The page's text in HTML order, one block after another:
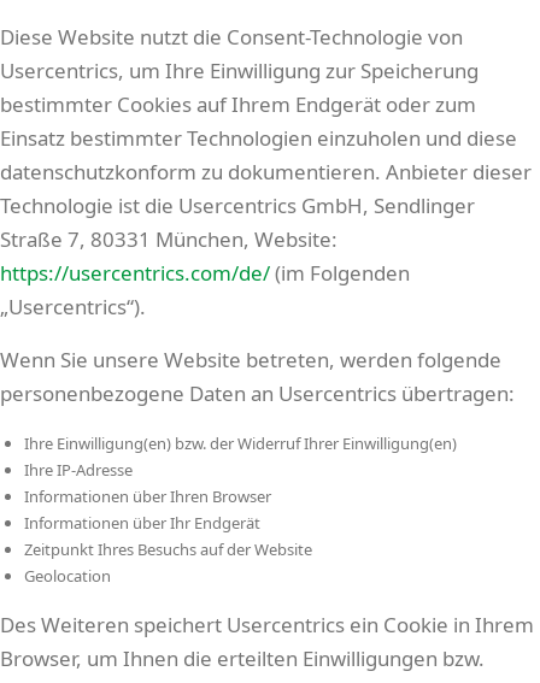
Diese Website nutzt die Consent-Technologie von
Usercentrics, um Ihre Einwilligung zur Speicherung
bestimmter Cookies auf Ihrem Endgerät oder zum
Einsatz bestimmter Technologien einzuholen und diese
datenschutzkonform zu dokumentieren. Anbieter dieser
Technologie ist die Usercentrics GmbH, Sendlinger
Straße 7, 80331 München, Website:
https://usercentrics.com/de/(im Folgenden
„Usercentrics“).
Wenn Sie unsere Website betreten, werden folgende
personenbezogene Daten an Usercentrics übertragen:
Ihre Einwilligung(en) bzw. der Widerruf Ihrer Einwilligung(en)
Ihre IP-Adresse
Informationen über Ihren Browser
Informationen über Ihr Endgerät
Zeitpunkt Ihres Besuchs auf der Website
Geolocation
Des Weiteren speichert Usercentrics ein Cookie in Ihrem
Browser, um Ihnen die erteilten Einwilligungen bzw.